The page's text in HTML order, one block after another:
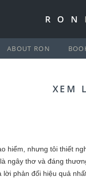
RON
ABOUT RON
XEM
hiểm, nhưng tôi thiết
ngây thơ và đáng
phản đối hiệu quả